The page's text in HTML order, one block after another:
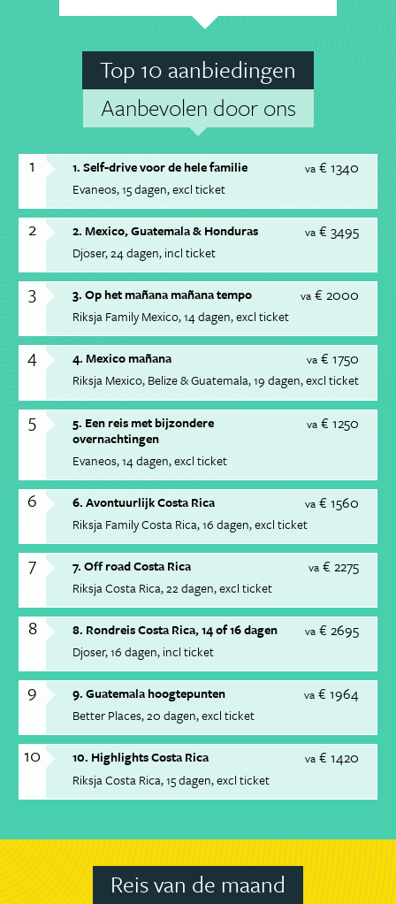
Top 10 aanbiedingen
Aanbevolen door ons
1 va € 1340
1. Self-drive voor de hele familie
Evaneos 15 dagen excl ticket
2 va € 3495
2. Mexico, Guatemala & Honduras
Djoser 24 dagen incl ticket
3 va € 2000
3. Op het mañana mañana tempo
Riksja Family Mexico 14 dagen excl ticket
4 va € 1750
4. Mexico mañana
Riksja Mexico, Belize & Guatemala 19 dagen excl ticket
5 va € 1250
5. Een reis met bijzondere
overnachtingen
Evaneos 14 dagen excl ticket
6 va € 1560
6. Avontuurlijk Costa Rica
Riksja Family Costa Rica 16 dagen excl ticket
7 va € 2275
7. Off road Costa Rica
Riksja Costa Rica 22 dagen excl ticket
8 va € 2695
8. Rondreis Costa Rica, 14 of 16 dagen
Djoser 16 dagen incl ticket
9 va € 1964
9. Guatemala hoogtepunten
Better Places 20 dagen excl ticket
10 va € 1420
10. Highlights Costa Rica
Riksja Costa Rica 15 dagen excl ticket
Reis van de maand